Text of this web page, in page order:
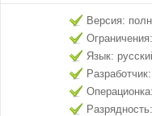
Версия:
Язык: